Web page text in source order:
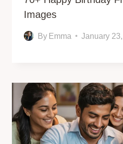
Images
By Emma January